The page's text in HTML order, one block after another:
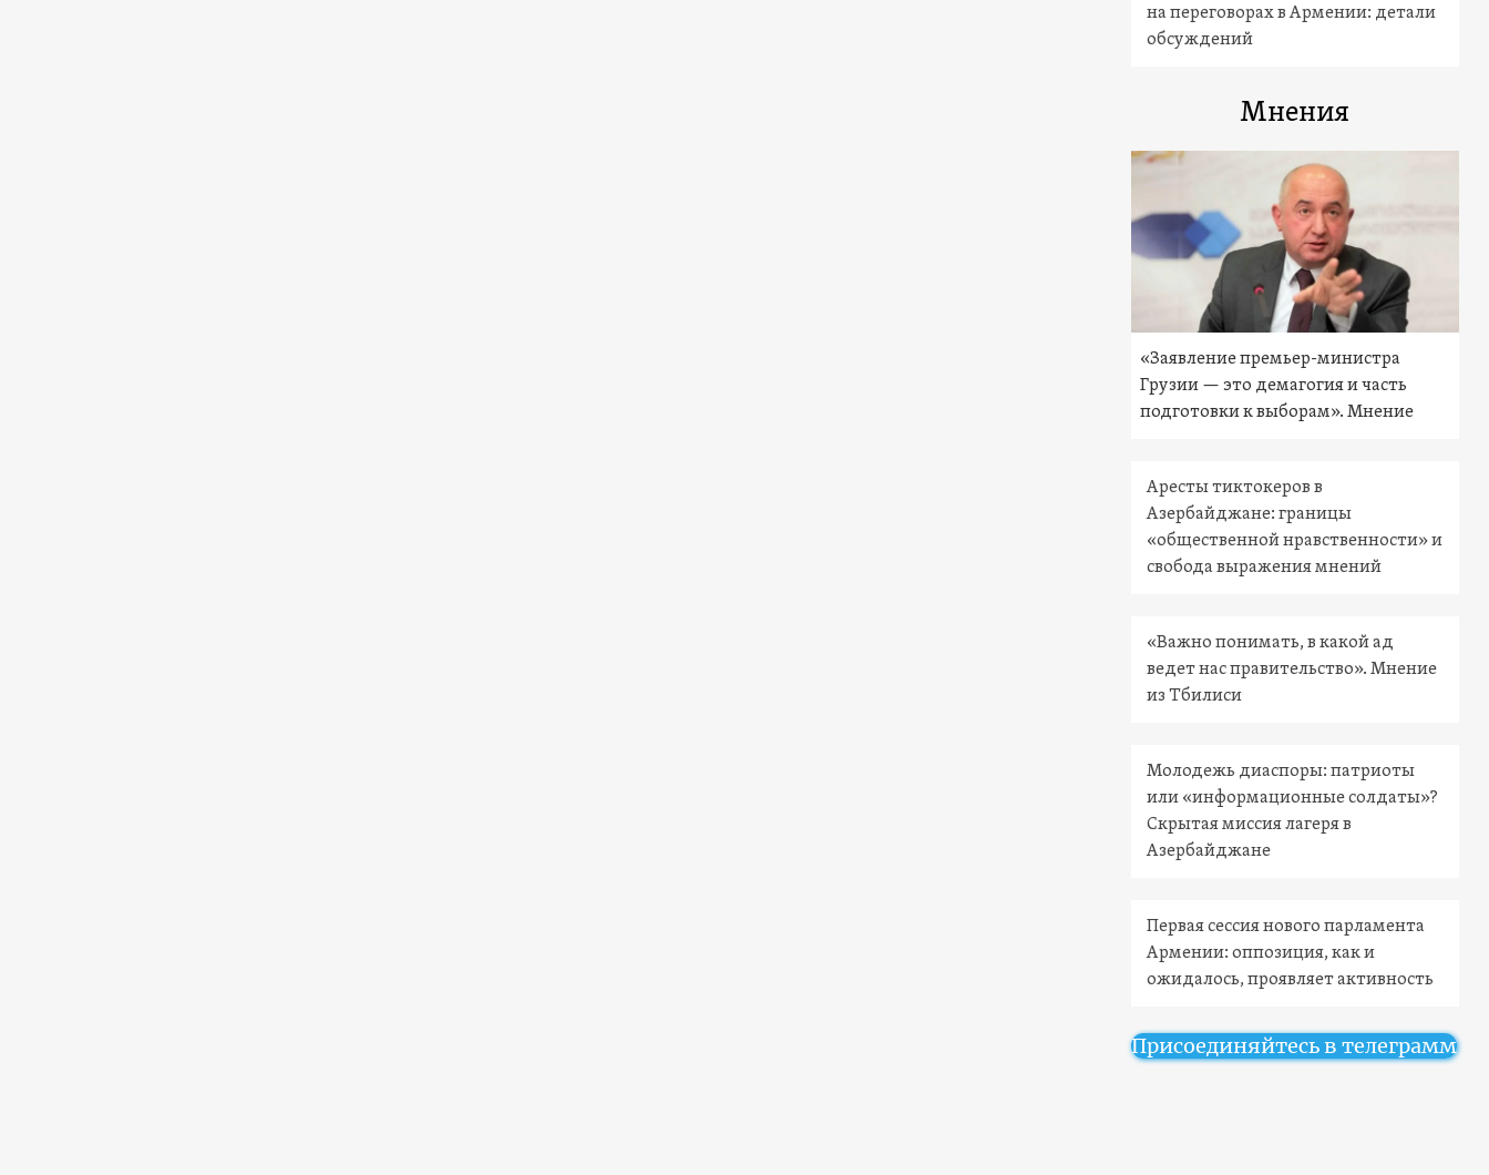
на переговорах в Армении: детали
обсуждений
Мнения
«Заявление премьер-министра
Грузии — это демагогия и часть
подготовки к выборам». Мнение
Аресты тиктокеров в
Азербайджане: границы
«общественной нравственности» и
свобода выражения мнений
«Важно понимать, в какой ад
ведет нас правительство». Мнение
из Тбилиси
Молодежь диаспоры: патриоты
или «информационные солдаты»?
Скрытая миссия лагеря в
Азербайджане
Первая сессия нового парламента
Армении: оппозиция, как и
ожидалось, проявляет активность
Присоединяйтесь в телеграмм